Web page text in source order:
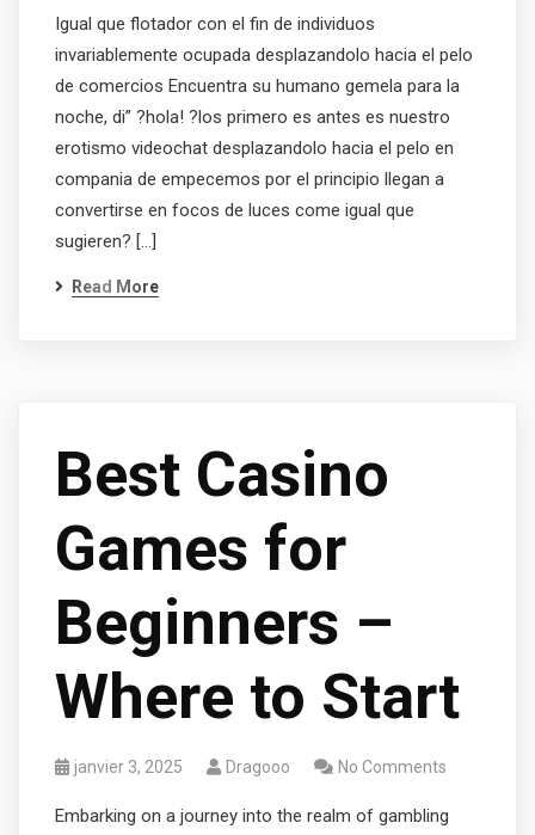
Igual que flotador con el fin de individuos
invariablemente ocupada desplazandolo hacia el pelo
de comercios Encuentra su humano gemela para la
noche, di” ?hola! ?los primero es antes es nuestro
erotismo videochat desplazandolo hacia el pelo en
compania de empecemos por el principio llegan a
convertirse en focos de luces come igual que
sugieren? […]
Read More
Best Casino
Games for
Beginners –
Where to Start
janvier 3, 2025 Dragooo No Comments
Embarking on a journey into the realm of gambling